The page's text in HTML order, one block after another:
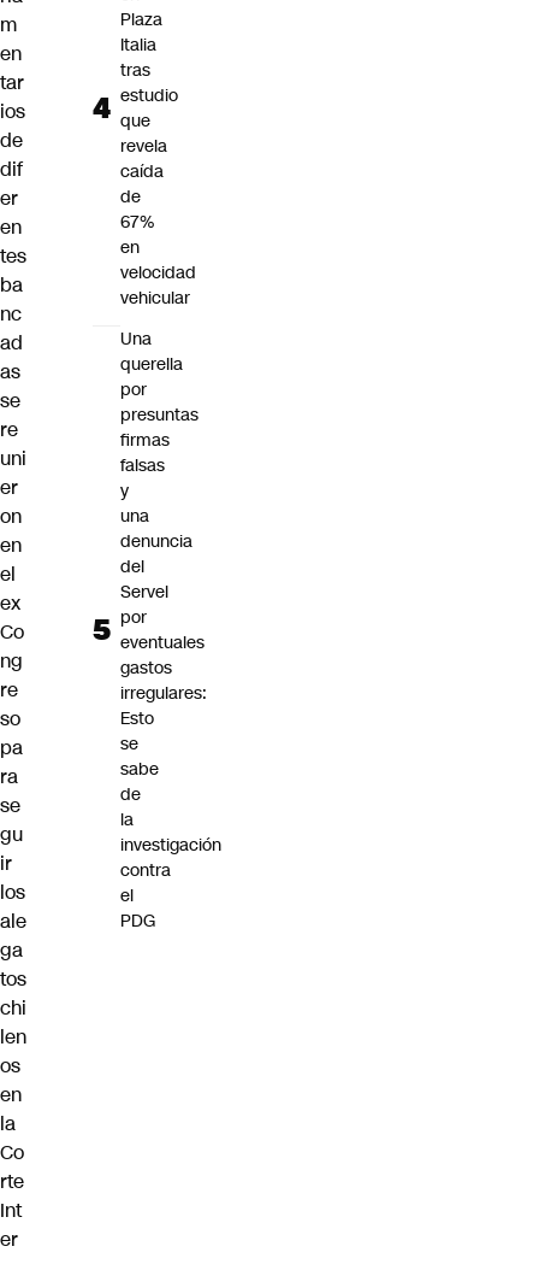
m
en
tar
ios
de
dif
er
en
tes
ba
nc
ad
as
se
re
uni
er
on
en
el
ex
Co
ng
re
so
pa
ra
se
gu
ir
los
ale
ga
tos
chi
len
os
en
la
Co
rte
Int
er
Plaza
Italia
tras
estudio
que
revela
caída
de
67%
en
velocidad
vehicular
Una
querella
por
presuntas
firmas
falsas
y
una
denuncia
del
Servel
por
eventuales
gastos
irregulares:
Esto
se
sabe
de
la
investigación
contra
el
PDG